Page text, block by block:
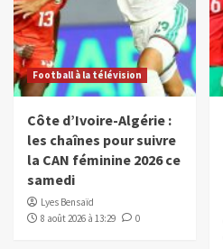
Football à la télévision
Côte d’Ivoire-Algérie :
les chaînes pour suivre
la CAN féminine 2026 ce
samedi
Lyes Bensaïd
8 août 2026 à 13:29
0